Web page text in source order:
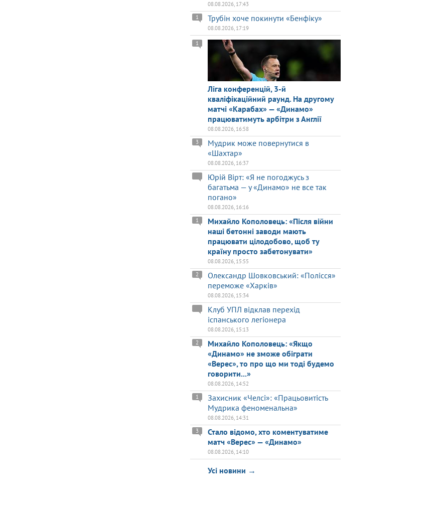
08.08.2026, 17:43
Трубін хоче покинути «Бенфіку»
1
08.08.2026, 17:19
Ліга конференцій, 3-й
кваліфікаційний раунд. На другому
матчі «Карабах» — «Динамо»
працюватимуть арбітри з Англії
1
08.08.2026, 16:58
Мудрик може повернутися в
«Шахтар»
3
08.08.2026, 16:37
Юрій Вірт: «Я не погоджусь з
багатьма — у «Динамо» не все так
погано»
08.08.2026, 16:16
Михайло Кополовець: «Після війни
наші бетонні заводи мають
працювати цілодобово, щоб ту
країну просто забетонувати»
1
08.08.2026, 15:55
Олександр Шовковський: «Полісся»
переможе «Харків»
2
08.08.2026, 15:34
Клуб УПЛ відклав перехід
іспанського легіонера
08.08.2026, 15:13
Михайло Кополовець: «Якщо
«Динамо» не зможе обіграти
«Верес», то про що ми тоді будемо
говорити...»
2
08.08.2026, 14:52
Захисник «Челсі»: «Працьовитість
Мудрика феноменальна»
1
08.08.2026, 14:31
Стало відомо, хто коментуватиме
матч «Верес» — «Динамо»
3
08.08.2026, 14:10
Усі новини →